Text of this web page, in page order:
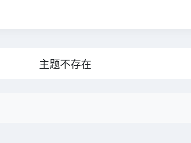
主题不存在